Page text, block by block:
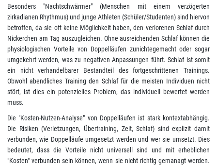
Besonders "Nachtschwärmer" (Menschen mit einem verzögerten
zirkadianen Rhythmus) und junge Athleten (Schüler/Studenten) sind hiervon
betroffen, da sie oft keine Möglichkeit haben, den verlorenen Schlaf durch
Nickerchen am Tag auszugleichen. Ohne ausreichenden Schlaf können die
physiologischen Vorteile von Doppelläufen zunichtegemacht oder sogar
umgekehrt werden, was zu negativen Anpassungen führt. Schlaf ist somit
ein nicht verhandelbarer Bestandteil des fortgeschrittenen Trainings.
Obwohl abendliches Training den Schlaf für die meisten Individuen nicht
stört, ist dies ein potenzielles Problem, das individuell bewertet werden
muss.
Die "Kosten-Nutzen-Analyse" von Doppelläufen ist stark kontextabhängig.
Die Risiken (Verletzungen, Übertraining, Zeit, Schlaf) sind explizit damit
verbunden, wie Doppelläufe umgesetzt werden und wer sie umsetzt. Dies
bedeutet, dass die Vorteile nicht universell sind und mit erheblichen
"Kosten" verbunden sein können, wenn sie nicht richtig gemanagt werden.